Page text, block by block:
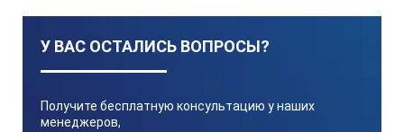
У ВАС ОСТАЛИСЬ ВОПРОСЫ?
Получите бесплатную консультацию у наших
менеджеров,